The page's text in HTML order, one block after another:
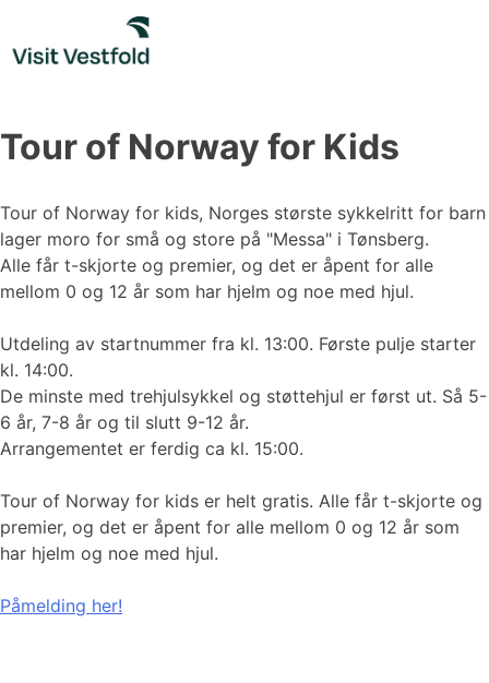
content
Tour of Norway for Kids
Tour of Norway for kids, Norges største sykkelritt for barn
lager moro for små og store på "Messa" i Tønsberg.
Alle får t-skjorte og premier, og det er åpent for alle
mellom 0 og 12 år som har hjelm og noe med hjul.
Utdeling av startnummer fra kl. 13:00. Første pulje starter
kl. 14:00.
De minste med trehjulsykkel og støttehjul er først ut. Så 5-
6 år, 7-8 år og til slutt 9-12 år.
Arrangementet er ferdig ca kl. 15:00.
Tour of Norway for kids er helt gratis. Alle får t-skjorte og
premier, og det er åpent for alle mellom 0 og 12 år som
har hjelm og noe med hjul.
Påmelding her!